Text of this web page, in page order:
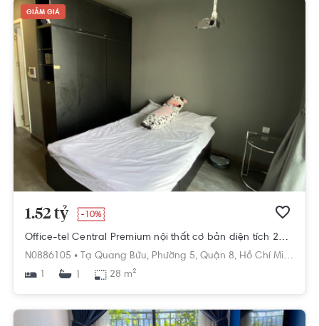
GIẢM GIÁ
1.52 tỷ -10%
Office-tel Central Premium nội thất cơ bản diện tích 28m².
N0886105 • Tạ Quang Bửu, Phường 5, Quận 8, Hồ Chí Minh
1
28 m²